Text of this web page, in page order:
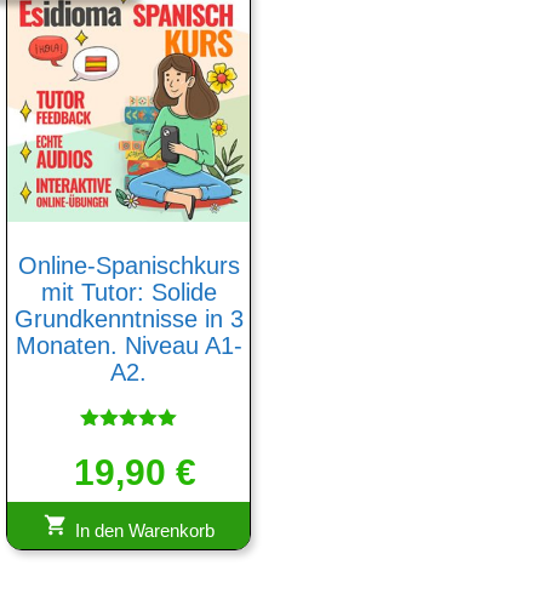
Online-Spanischkurs
mit Tutor: Solide
Grundkenntnisse in 3
Monaten. Niveau A1-
A2.
mit
5.00
von 5
19,90 €
In den Warenkorb